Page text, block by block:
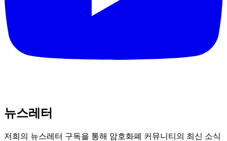
뉴스레터
저희의 뉴스레터 구독을 통해 암호화폐 커뮤니티의 최신 소식